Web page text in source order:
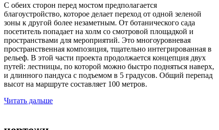
С обеих сторон перед мостом предполагается
благоустройство, которое делает переход от одной зеленой
зоны к другой более незаметным. От ботанического сада
посетитель попадает на холм со смотровой площадкой и
пространствами для мероприятий. Это многоуровневая
пространственная композиция, тщательно интегрированная в
рельеф. В этой части проекта продолжается концепция двух
путей: лестницы, по которой можно быстро подняться наверх,
и длинного пандуса с подъемом в 5 градусов. Общий перепад
высот на маршруте составляет 100 метров.
Читать дальше